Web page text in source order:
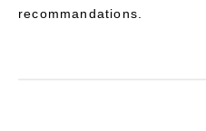
recommandations.